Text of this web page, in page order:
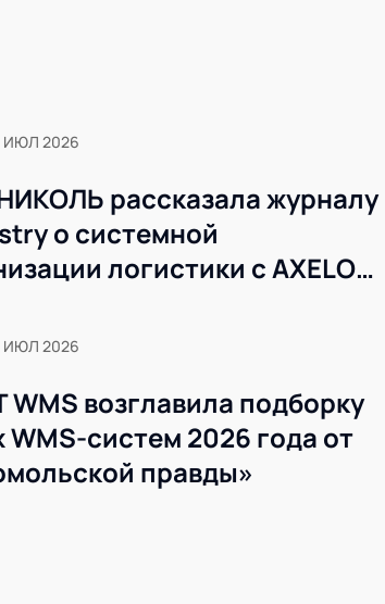
ИЮЛ 2026
рассказала журналу
о системной
логистики с AXELOT
ИЮЛ 2026
WMS возглавила подборку
систем 2026 года от
правды»